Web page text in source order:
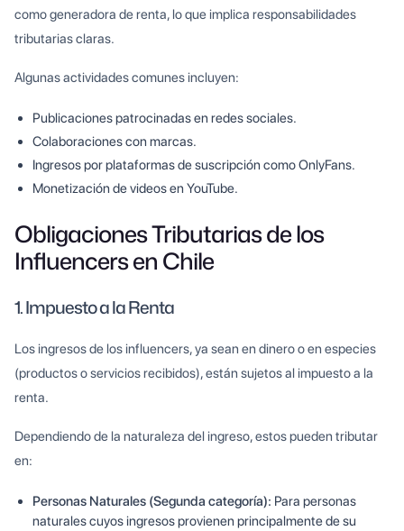
como generadora de renta, lo que implica responsabilidades
tributarias claras.
Algunas actividades comunes incluyen:
Publicaciones patrocinadas en redes sociales.
Colaboraciones con marcas.
Ingresos por plataformas de suscripción como OnlyFans.
Monetización de videos en YouTube.
Obligaciones Tributarias de los
Influencers en Chile
1. Impuesto a la Renta
Los ingresos de los influencers, ya sean en dinero o en especies
(productos o servicios recibidos), están sujetos al impuesto a la
renta.
Dependiendo de la naturaleza del ingreso, estos pueden tributar
en:
Personas Naturales (Segunda categoría): Para personas
naturales cuyos ingresos provienen principalmente de su